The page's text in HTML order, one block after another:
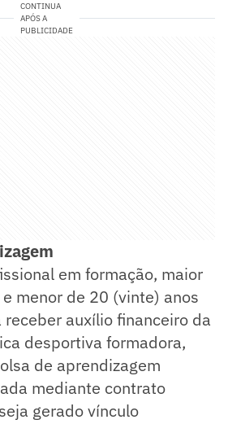
CONTINUA
APÓS A
PUBLICIDADE
em formação, maior
menor de 20 (vinte) anos
auxílio financeiro da
desportiva formadora,
de aprendizagem
mediante contrato
gerado vínculo